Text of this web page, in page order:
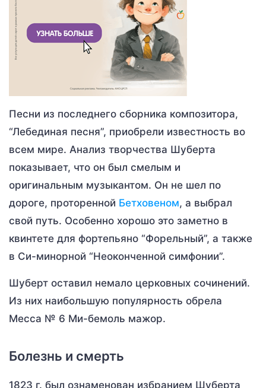
Песни из последнего сборника композитора,
“Лебединая песня”, приобрели известность во
всем мире. Анализ творчества Шуберта
показывает, что он был смелым и
оригинальным музыкантом. Он не шел по
дороге, проторенной Бетховеном, а выбрал
свой путь. Особенно хорошо это заметно в
квинтете для фортепьяно “Форельный”, а также
в Си-минорной “Неоконченной симфонии”.
Шуберт оставил немало церковных сочинений.
Из них наибольшую популярность обрела
Месса № 6 Ми-бемоль мажор.
Болезнь и смерть
1823 г. был ознаменован избранием Шуберта